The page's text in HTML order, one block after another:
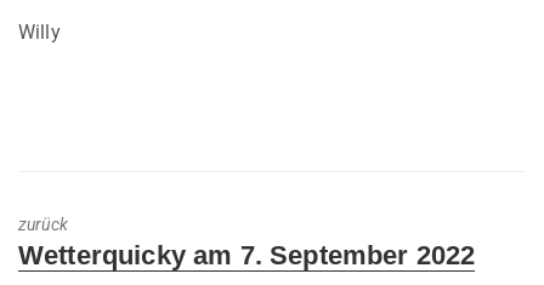
Willy
zurück
Previous
Wetterquicky am 7. September 2022